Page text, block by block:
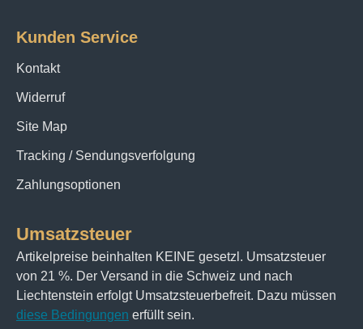
Kunden Service
Kontakt
Widerruf
Site Map
Tracking / Sendungsverfolgung
Zahlungsoptionen
Umsatzsteuer
Artikelpreise beinhalten KEINE gesetzl. Umsatzsteuer
von 21 %. Der Versand in die Schweiz und nach
Liechtenstein erfolgt Umsatzsteuerbefreit. Dazu müssen
diese Bedingungen erfüllt sein.